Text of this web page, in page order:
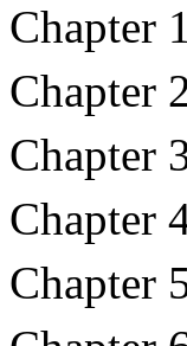
Chapter
Chapter
Chapter
Chapter
Chapter